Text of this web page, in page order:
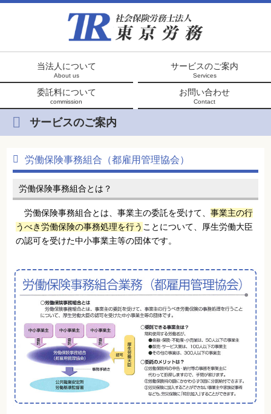
当法人について
About us
サービスのご案内
Services
委託料について
commission
お問い合わせ
Contact
サービスのご案内
労働保険事務組合（都雇用管理協会）
労働保険事務組合とは？
労働保険事務組合とは、事業主の委託を受けて、事業主の行
うべき労働保険の事務処理を行う ことについて、厚生労働大臣
の認可を受けた中小事業主等の団体です。